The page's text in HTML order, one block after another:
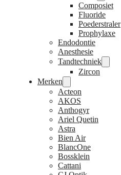
Composiet
Fluoride
Poederstraler
Prophylaxe
Endodontie
Anesthesie
Tandtechniek
Zircon
Merken
Acteon
AKOS
Anthogyr
Ariel Quetin
Astra
Bien Air
BlancOne
Bossklein
Cattani